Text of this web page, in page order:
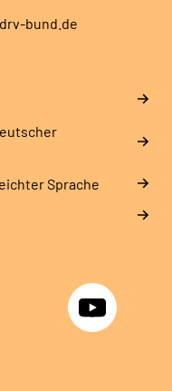
bund.de
Sprache
YouTube